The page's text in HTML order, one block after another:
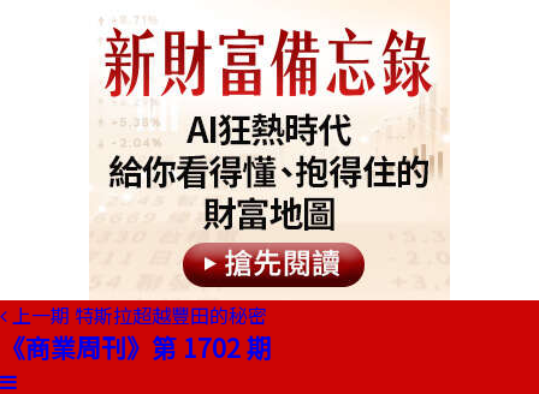
上一期 特斯拉超越豐田的秘密
《商業周刊》第 1702 期